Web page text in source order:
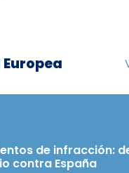
de infracción:
contra España